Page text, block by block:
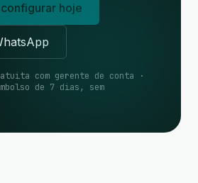
hoje
com gerente de conta ·
de 7 dias, sem